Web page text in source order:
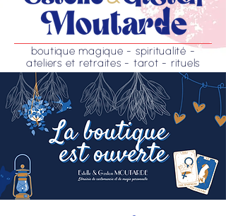
boutique magique - spiritualité -
ateliers et retraites - tarot - rituels